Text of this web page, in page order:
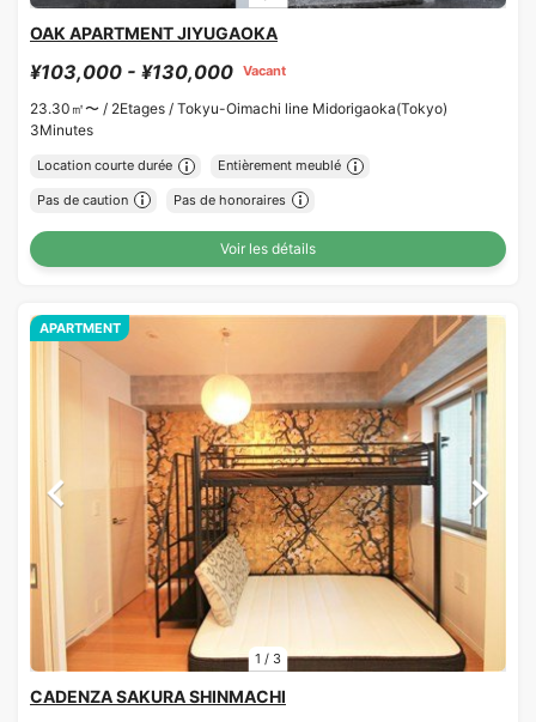
OAK APARTMENT JIYUGAOKA
¥103,000 - ¥130,000 Vacant
23.30㎡〜 / 2Etages / Tokyu-Oimachi line Midorigaoka(Tokyo)
3Minutes
Location courte durée Entièrement meublé
Pas de caution Pas de honoraires
Voir les détails
1 / 3
APARTMENT
CADENZA SAKURA SHINMACHI